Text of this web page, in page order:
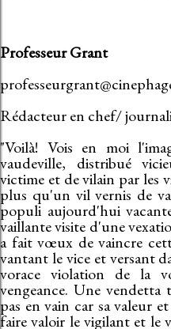
Professeur Grant
Rédacteur en chef/
"Voilà! Vois en moi
vaudeville, distribué
victime et de vilain par les
plus qu'un vil vernis de
populi aujourd'hui
vaillante visite d'une
a fait vœux de vaincre
vantant le vice et versant
vorace violation de la
vengeance. Une vendetta
pas en vain car sa valeur
faire valoir le vigilant et le